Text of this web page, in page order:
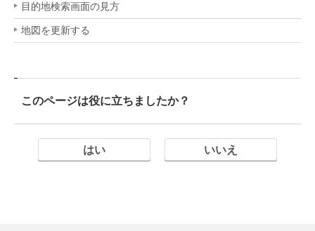
目的地検索画面の見方
地図を更新する
このページは役に立ちましたか？
はい いいえ